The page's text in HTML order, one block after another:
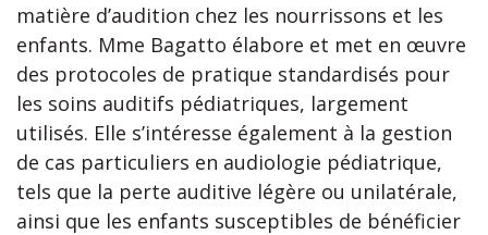
matière d’audition chez les nourrissons et les
enfants. Mme Bagatto élabore et met en œuvre
des protocoles de pratique standardisés pour
les soins auditifs pédiatriques, largement
utilisés. Elle s’intéresse également à la gestion
de cas particuliers en audiologie pédiatrique,
tels que la perte auditive légère ou unilatérale,
ainsi que les enfants susceptibles de bénéficier